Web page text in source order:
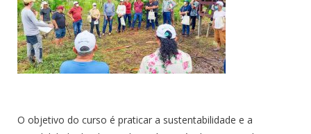
O objetivo do curso é praticar a sustentabilidade e a